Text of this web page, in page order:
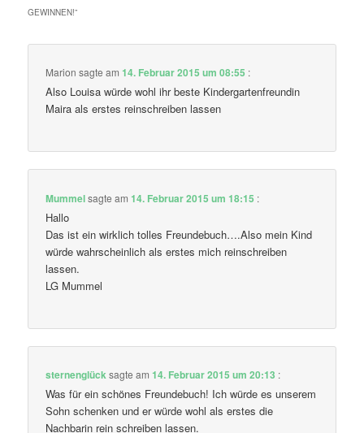
GEWINNEN!”
Marion sagte am14. Februar 2015 um 08:55 :
Also Louisa würde wohl ihr beste Kindergartenfreundin
Maira als erstes reinschreiben lassen
Mummelsagte am14. Februar 2015 um 18:15 :
Hallo
Das ist ein wirklich tolles Freundebuch….Also mein Kind
würde wahrscheinlich als erstes mich reinschreiben
lassen.
LG Mummel
sternenglücksagte am14. Februar 2015 um 20:13 :
Was für ein schönes Freundebuch! Ich würde es unserem
Sohn schenken und er würde wohl als erstes die
Nachbarin rein schreiben lassen.